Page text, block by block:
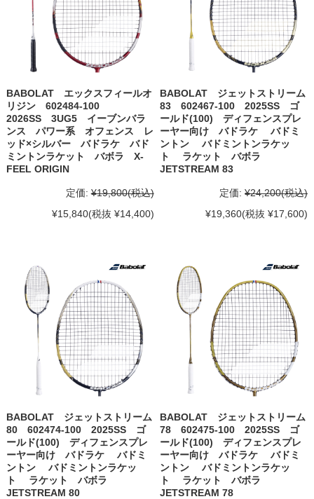
BABOLAT エックスフィールオ
リジン 602484-100
2026SS 3UG5 イーブンバラ
ンス パワー系 オフェンス レ
ッド×シルバー バドラケ バド
ミントンラケット バボラ X-
FEEL ORIGIN
定価: ¥19,800(税込)
¥15,840(税抜 ¥14,400)
BABOLAT ジェットストリーム
83 602467-100 2025SS ゴ
ールド(100) ディフェンスプレ
ーヤー向け バドラケ バドミ
ントン バドミントンラケッ
ト ラケット バボラ
JETSTREAM 83
定価: ¥24,200(税込)
¥19,360(税抜 ¥17,600)
BABOLAT ジェットストリーム
80 602474-100 2025SS ゴ
ールド(100) ディフェンスプレ
ーヤー向け バドラケ バドミ
ントン バドミントンラケッ
ト ラケット バボラ
JETSTREAM 80
BABOLAT ジェットストリーム
78 602475-100 2025SS ゴ
ールド(100) ディフェンスプレ
ーヤー向け バドラケ バドミ
ントン バドミントンラケッ
ト ラケット バボラ
JETSTREAM 78